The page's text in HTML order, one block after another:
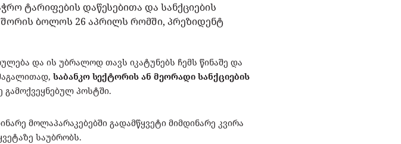
ტარიფების დაწესებითა და სანქციების
შორის ბოლოს 26 აპრილს რომში, პრეზიდენტ
და ის უბრალოდ თავს იკატუნებს ჩემს წინაშე და
საბანკო სექტორის ან მეორადი სანქციების
პოსტში.
მოლაპარაკებებში გადამწყვეტი მიმდინარე კვირა
საუბრობს.